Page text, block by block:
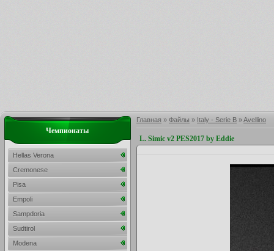
Главная » Файлы » Italy - Serie B »Avellino
L. Simic v2 PES2017 by Eddie
Чемпионаты
Hellas Verona
Cremonese
Pisa
Empoli
Sampdoria
Sudtirol
Modena